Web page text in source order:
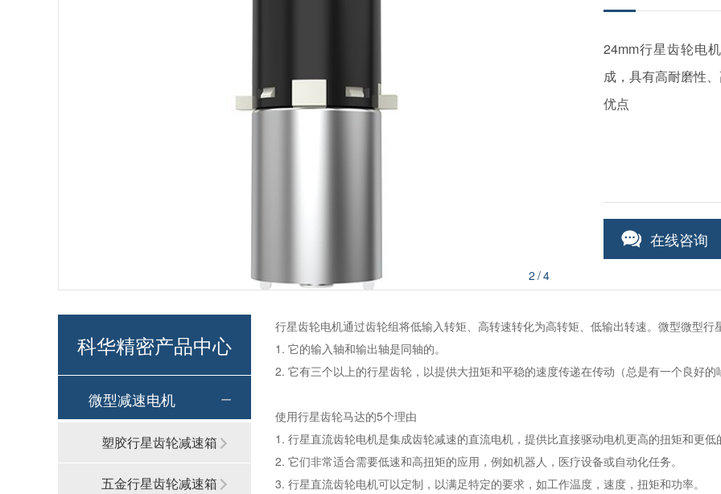
3 /4
24mm行星齿轮电
成，具有高耐磨性
优点
在线咨询
行星齿轮电机通过齿轮组将低输入转矩、高转速转化为高转矩、低输出转速。微型微型行
1. 它的输入轴和输出轴是同轴的。
2. 它有三个以上的行星齿轮，以提供大扭矩和平稳的速度传递在传动（总是有一个良好的
使用行星齿轮马达的5个理由
1. 行星直流齿轮电机是集成齿轮减速的直流电机，提供比直接驱动电机更高的扭矩和更低
2. 它们非常适合需要低速和高扭矩的应用，例如机器人，医疗设备或自动化任务。
3. 行星直流齿轮电机可以定制，以满足特定的要求，如工作温度，速度，扭矩和功率。
科华精密产品中心
微型减速电机
塑胶行星齿轮减速箱
五金行星齿轮减速箱